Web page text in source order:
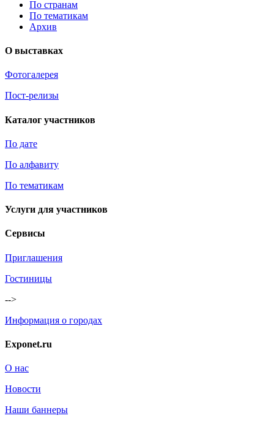
По странам
По тематикам
Архив
О выставках
Фотогалерея
Пост-релизы
Каталог участников
По дате
По алфавиту
По тематикам
Услуги для участников
Сервисы
Приглашения
Гостиницы
-->
Информация о городах
Exponet.ru
О нас
Новости
Наши баннеры